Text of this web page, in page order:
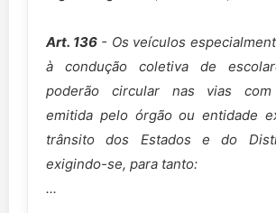
Art. 136- Os veículos
à condução coletiva de
poderão circular nas vias com
emitida pelo órgão ou entidade
trânsito dos Estados e do
exigindo-se, para tanto:
...